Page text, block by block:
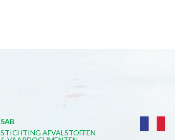
SAB
STICHTING AFVALSTOFFEN